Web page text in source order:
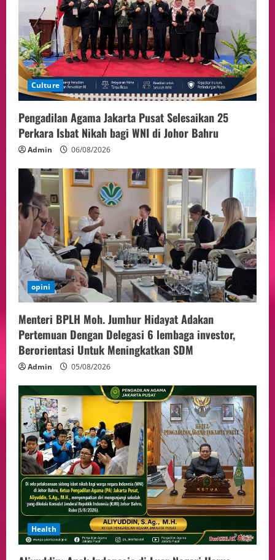
5
Presiden Prabowo dan PM Thailand
Sepakat Perkuat Stabilitas ketahan
ASEAN Melalui Penguatan Kerjasama
Kedua Negara.
04/08/2026
Culture
Pengadilan Agama Jakarta Pusat Selesaikan 25
Perkara Isbat Nikah bagi WNI di Johor Bahru
Admin 06/08/2026
opini
Menteri BPLH Moh. Jumhur Hidayat Adakan
Pertemuan Dengan Delegasi 6 lembaga investor,
Berorientasi Untuk Meningkatkan SDM
Admin 05/08/2026
Health